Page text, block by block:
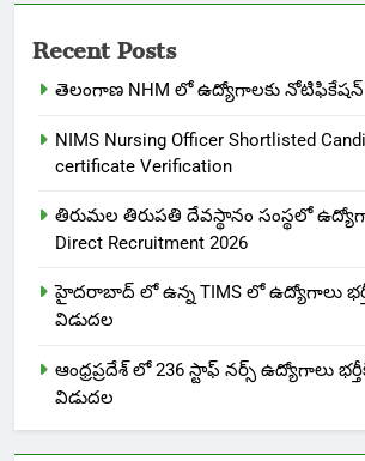
Recent Posts
తెలంగాణ NHM లో ఉద్యోగాలకు నోటిఫికేషన్
NIMS Nursing Officer Shortlisted
certificate Verification
తిరుమల తిరుపతి దేవస్థానం సంస్థలో
Direct Recruitment 2026
హైదరాబాద్ లో ఉన్న TIMS లో ఉద్యోగాలు
విడుదల
ఆంధ్రప్రదేశ్ లో 236 స్టాఫ్ నర్స్ ఉద్యోగాలు
విడుదల